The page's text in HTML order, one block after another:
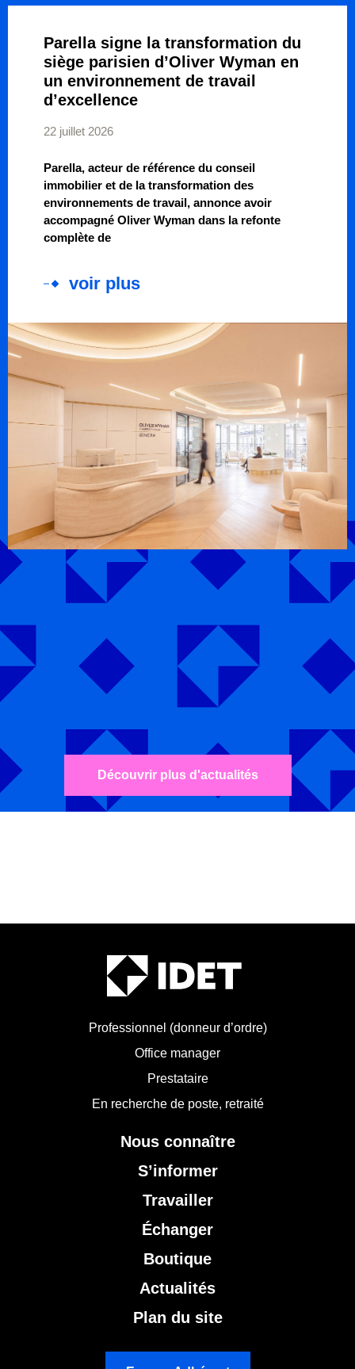
Parella signe la transformation du
siège parisien d’Oliver Wyman en
un environnement de travail
d’excellence
22 juillet 2026
Parella, acteur de référence du conseil
immobilier et de la transformation des
environnements de travail, annonce avoir
accompagné Oliver Wyman dans la refonte
complète de
voir plus
Découvrir plus d'actualités
Professionnel (donneur d’ordre)
Office manager
Prestataire
En recherche de poste, retraité
Nous connaître
S’informer
Travailler
Échanger
Boutique
Actualités
Plan du site